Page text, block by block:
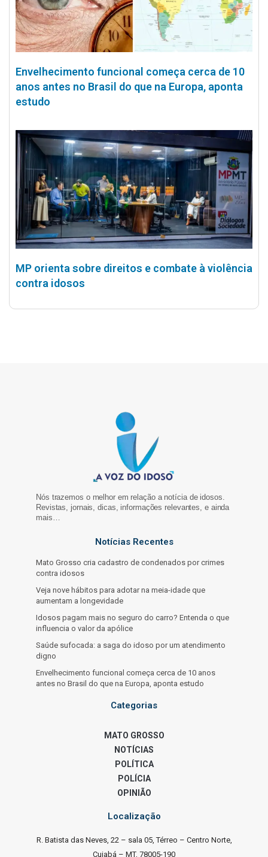
Envelhecimento funcional começa cerca de 10
anos antes no Brasil do que na Europa, aponta
estudo
MP orienta sobre direitos e combate à violência
contra idosos
Nós trazemos o melhor em relação a notícia de idosos.
Revistas, jornais, dicas, informações relevantes, e ainda
mais…
Notícias Recentes
Mato Grosso cria cadastro de condenados por crimes
contra idosos
Veja nove hábitos para adotar na meia-idade que
aumentam a longevidade
Idosos pagam mais no seguro do carro? Entenda o que
influencia o valor da apólice
Saúde sufocada: a saga do idoso por um atendimento
digno
Envelhecimento funcional começa cerca de 10 anos
antes no Brasil do que na Europa, aponta estudo
Categorias
MATO GROSSO
NOTÍCIAS
POLÍTICA
POLÍCIA
OPINIÃO
Localização
R. Batista das Neves, 22 – sala 05, Térreo – Centro Norte,
Cuiabá – MT, 78005-190